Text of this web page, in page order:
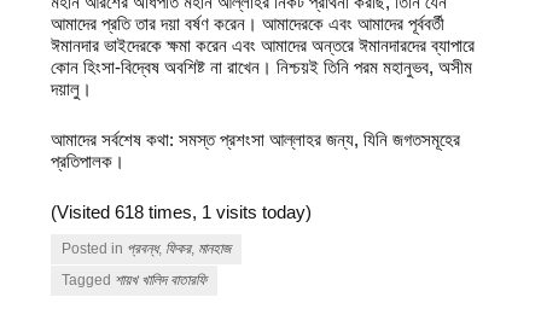
আমাদের প্রতি তার দয়া বর্ষণ করেন। আমাদেরকে এবং আমাদের পূর্ববর্তী
ঈমানদার ভাইদেরকে ক্ষমা করেন এবং আমাদের অন্তরে ঈমানদারদের ব্যাপারে
কোন হিংসা-বিদ্বেষ অবশিষ্ট না রাখেন। নিশ্চয়ই তিনি পরম মহানুভব, অসীম
দয়ালু।
আমাদের সর্বশেষ কথা: সমস্ত প্রশংসা আল্লাহর জন্য, যিনি জগতসমূহের
প্রতিপালক।
(Visited 618 times, 1 visits today)
Posted in প্রবন্ধ, ফিকর, মানহাজ
Tagged শায়খ খালিদ বাতারফি